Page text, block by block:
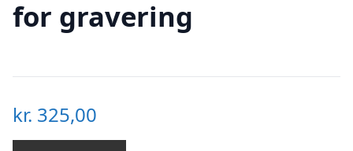
for gravering
kr. 325,00